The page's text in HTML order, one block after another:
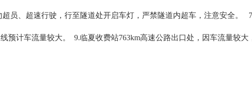
员、超速行驶，行至隧道处开启车灯，严禁隧道内超车，注意安全。
计车流量较大。 9.临夏收费站763km高速公路出口处，因车流量较大